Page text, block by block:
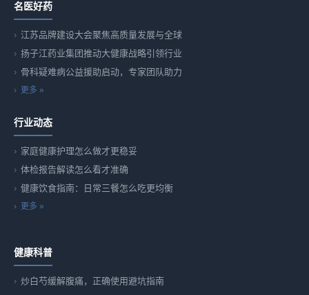
名医好药
江苏品牌建设大会聚焦高质量发展与全球
扬子江药业集团推动大健康战略引领行业
骨科疑难病公益援助启动，专家团队助力
更多 »
行业动态
家庭健康护理怎么做才更稳妥
体检报告解读怎么看才准确
健康饮食指南：日常三餐怎么吃更均衡
更多 »
健康科普
炒白芍缓解腹痛，正确使用避坑指南